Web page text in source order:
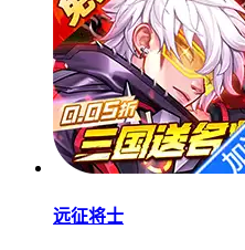
远征将士